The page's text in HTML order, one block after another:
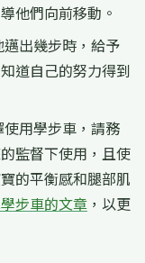
他們向前移動。
出幾步時，給予
道自己的努力得到
用學步車，請務
監督下使用，且使
的平衡感和腿部肌
步車的文章 ，以更